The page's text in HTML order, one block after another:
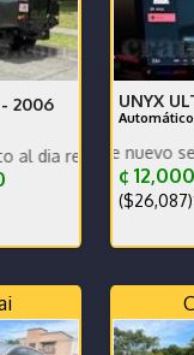
2006
-pocos
UNYX
nuevo se está
¢